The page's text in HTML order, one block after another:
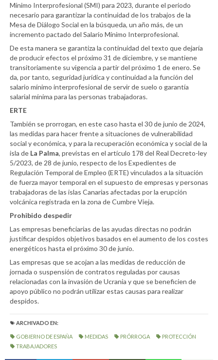
Mínimo Interprofesional (SMI) para 2023, durante el periodo
necesario para garantizar la continuidad de los trabajos de la
Mesa de Diálogo Social en la búsqueda, un año más, de un
incremento pactado del Salario Mínimo Interprofesional.
De esta manera se garantiza la continuidad del texto que dejaría
de producir efectos el próximo 31 de diciembre, y se mantiene
transitoriamente su vigencia a partir del próximo 1 de enero. Se
da, por tanto, seguridad jurídica y continuidad a la función del
salario mínimo interprofesional de servir de suelo o garantía
salarial mínima para las personas trabajadoras.
ERTE
También se prorrogan, en este caso hasta el 30 de junio de 2024,
las medidas para hacer frente a situaciones de vulnerabilidad
social y económica, y para la recuperación económica y social de la
isla de La Palma, previstas en el artículo 178 del Real Decreto-ley
5/2023, de 28 de junio, respecto de los Expedientes de
Regulación Temporal de Empleo (ERTE) vinculados a la situación
de fuerza mayor temporal en el supuesto de empresas y personas
trabajadoras de las islas Canarias afectadas por la erupción
volcánica registrada en la zona de Cumbre Vieja.
Prohibido despedir
Las empresas beneficiarias de las ayudas directas no podrán
justificar despidos objetivos basados en el aumento de los costes
energéticos hasta el próximo 30 de junio.
Las empresas que se acojan a las medidas de reducción de
jornada o suspensión de contratos reguladas por causas
relacionadas con la invasión de Ucrania y que se beneficien de
apoyo público no podrán utilizar estas causas para realizar
despidos.
ARCHIVADO EN:
GOBIERNO DE ESPAÑA MEDIDAS PRÓRROGA
PROTECCIÓN
TRABAJADORES